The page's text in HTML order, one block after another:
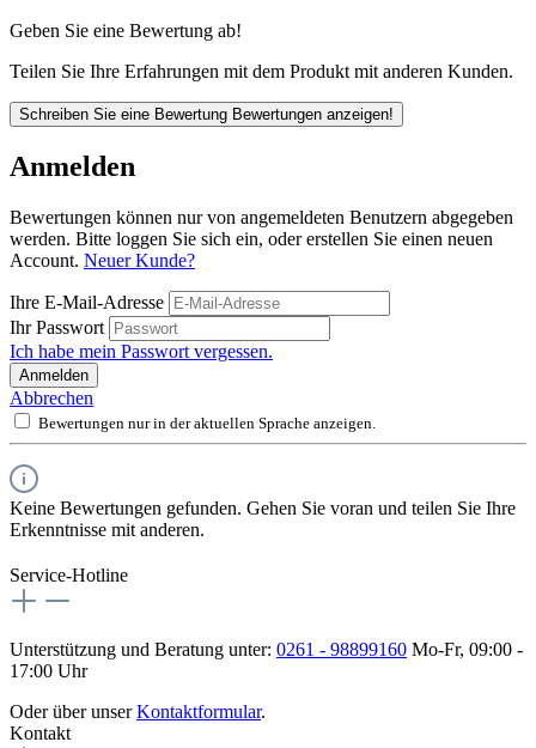
Geben Sie eine Bewertung ab!
Teilen Sie Ihre Erfahrungen mit dem Produkt mit anderen Kunden.
Schreiben Sie eine Bewertung Bewertungen anzeigen!
Anmelden
Bewertungen können nur von angemeldeten Benutzern abgegeben
werden. Bitte loggen Sie sich ein, oder erstellen Sie einen neuen
Account. Neuer Kunde?
Ihre E-Mail-Adresse
Ihr Passwort
Ich habe mein Passwort vergessen.
Anmelden
Abbrechen
Bewertungen nur in der aktuellen Sprache anzeigen.
Keine Bewertungen gefunden. Gehen Sie voran und teilen Sie Ihre
Erkenntnisse mit anderen.
Service-Hotline
Unterstützung und Beratung unter: 0261 - 98899160 Mo-Fr, 09:00 -
17:00 Uhr
Oder über unserKontaktformular.
Kontakt